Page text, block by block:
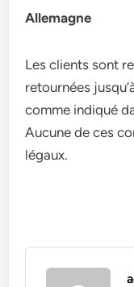
Allemagne
Les clients sont
retournées
comme indiqué
Aucune de ces
légaux.